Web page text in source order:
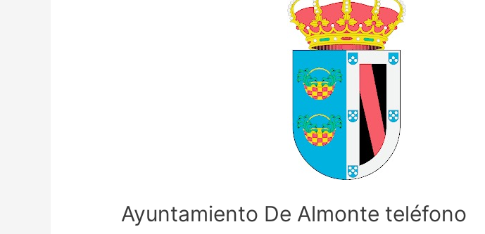
Ayuntamiento De Almonte teléfono